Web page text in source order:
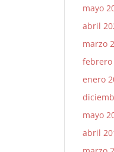
mayo
abril
marzo
febrero
enero
mayo
abril